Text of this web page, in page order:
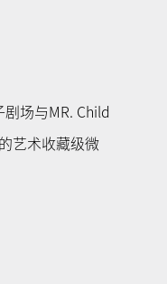
场与MR. Child
艺术收藏级微